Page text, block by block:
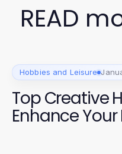
READ
Hobbies and Leisure
Top Creative
Enhance